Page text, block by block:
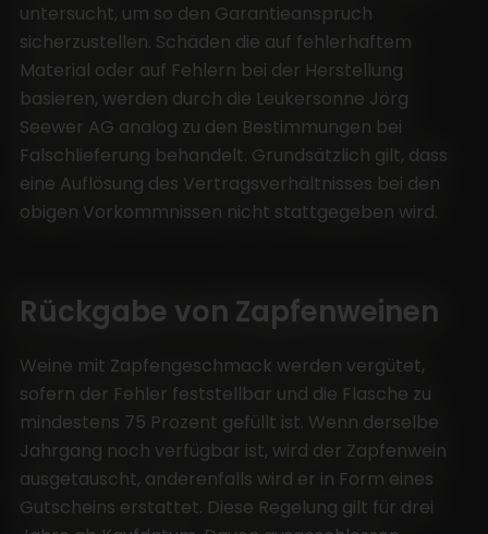
untersucht, um so den Garantieanspruch
sicherzustellen. Schäden die auf fehlerhaftem
Material oder auf Fehlern bei der Herstellung
basieren, werden durch die Leukersonne Jörg
Seewer AG analog zu den Bestimmungen bei
Falschlieferung behandelt. Grundsätzlich gilt, dass
eine Auflösung des Vertragsverhältnisses bei den
obigen Vorkommnissen nicht stattgegeben wird.
Rückgabe von Zapfenweinen
Weine mit Zapfengeschmack werden vergütet,
sofern der Fehler feststellbar und die Flasche zu
mindestens 75 Prozent gefüllt ist. Wenn derselbe
Jahrgang noch verfügbar ist, wird der Zapfenwein
ausgetauscht, anderenfalls wird er in Form eines
Gutscheins erstattet. Diese Regelung gilt für drei